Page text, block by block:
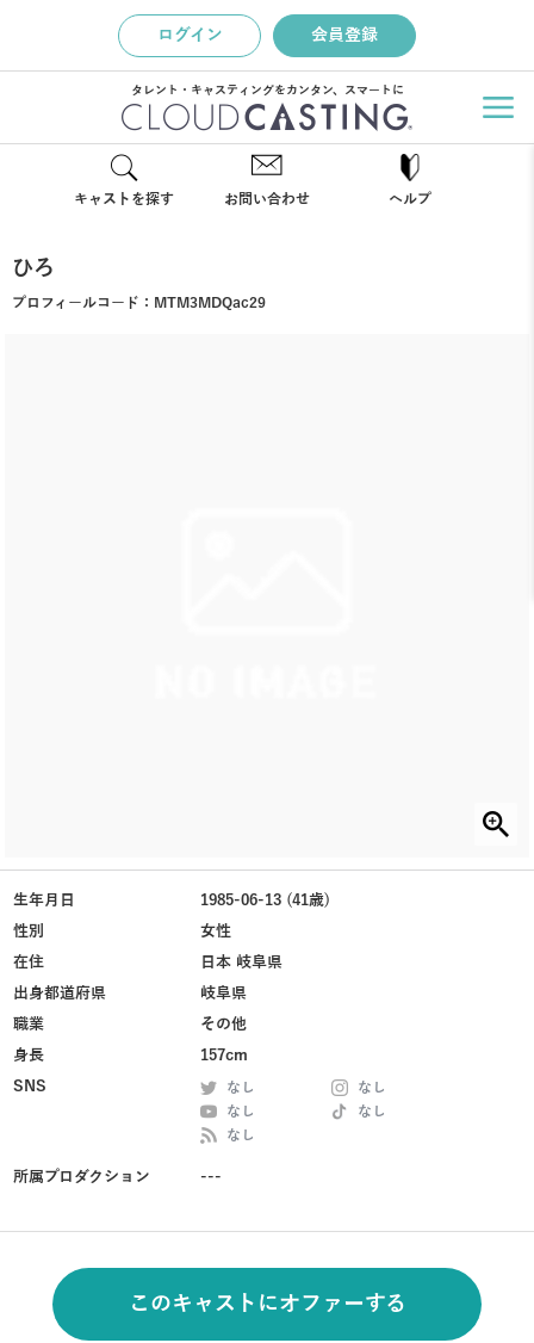
ログイン 会員登録
タレント・キャスティングをカンタン、スマートに
キャストを探す お問い合わせ ヘルプ
ひろ
プロフィールコード： MTM3MDQac29
生年月日
1985-06-13 (41歳)
性別
女性
在住
日本 岐阜県
出身都道府県
岐阜県
職業
その他
身長
157cm
SNS
なし
なし
なし
なし
なし
所属プロダクション ---
このキャストにオファーする